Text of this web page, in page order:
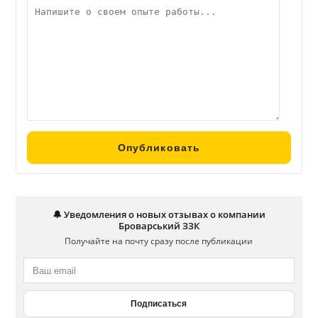
🔔 Уведомления о новых отзывах о компании
Броварський ЗЗК
Получайте на почту сразу после публикации